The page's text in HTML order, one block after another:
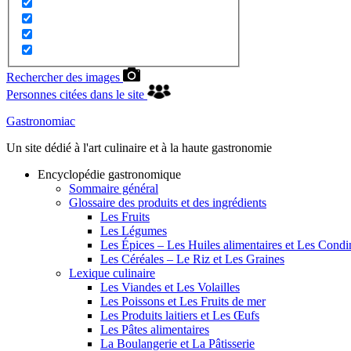
Rechercher des images
Personnes citées dans le site
Gastronomiac
Un site dédié à l'art culinaire et à la haute gastronomie
Encyclopédie gastronomique
Sommaire général
Glossaire des produits et des ingrédients
Les Fruits
Les Légumes
Les Épices – Les Huiles alimentaires et Les
Les Céréales – Le Riz et Les Graines
Lexique culinaire
Les Viandes et Les Volailles
Les Poissons et Les Fruits de mer
Les Produits laitiers et Les Œufs
Les Pâtes alimentaires
La Boulangerie et La Pâtisserie